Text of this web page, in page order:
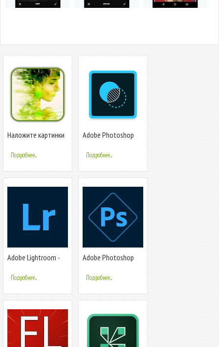
Наложите картинки
Подробнее...
Adobe Photoshop
Подробнее...
Adobe Lightroom -
Подробнее...
Adobe Photoshop
фото и коллажей
Подробнее...